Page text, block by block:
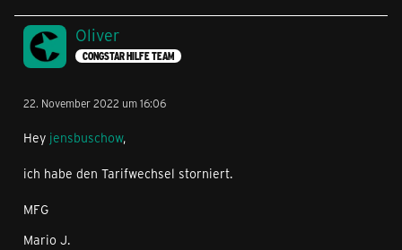
Oliver
CONGSTAR HILFE TEAM
22. November 2022 um 16:06
Hey jensbuschow,
ich habe den Tarifwechsel storniert.
MFG
Mario J.